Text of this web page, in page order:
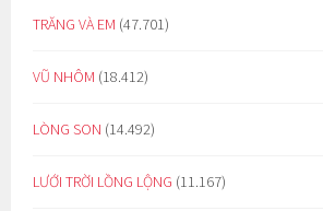
TRĂNG VÀ EM (47.701)
VŨ NHÔM (18.412)
LÒNG SON (14.492)
LƯỚI TRỜI LỒNG LỘNG (11.167)